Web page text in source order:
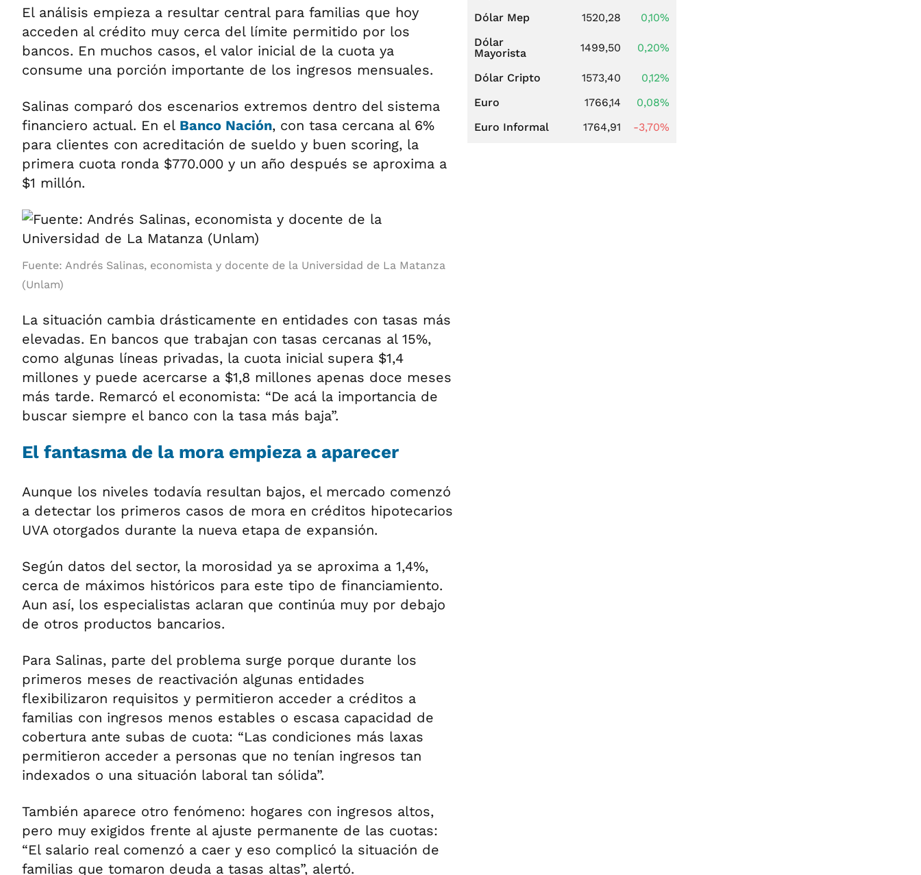
El análisis empieza a resultar central para familias que hoy
acceden al crédito muy cerca del límite permitido por los
bancos. En muchos casos, el valor inicial de la cuota ya
consume una porción importante de los ingresos mensuales.
Salinas comparó dos escenarios extremos dentro del sistema
financiero actual. En el Banco Nación, con tasa cercana al 6%
para clientes con acreditación de sueldo y buen scoring, la
primera cuota ronda $770.000 y un año después se aproxima a
$1 millón.
Fuente: Andrés Salinas, economista y docente de la Universidad de La Matanza
(Unlam)
La situación cambia drásticamente en entidades con tasas más
elevadas. En bancos que trabajan con tasas cercanas al 15%,
como algunas líneas privadas, la cuota inicial supera $1,4
millones y puede acercarse a $1,8 millones apenas doce meses
más tarde. Remarcó el economista: “De acá la importancia de
buscar siempre el banco con la tasa más baja”.
El fantasma de la mora empieza a aparecer
Aunque los niveles todavía resultan bajos, el mercado comenzó
a detectar los primeros casos de mora en créditos hipotecarios
UVA otorgados durante la nueva etapa de expansión.
Según datos del sector, la morosidad ya se aproxima a 1,4%,
cerca de máximos históricos para este tipo de financiamiento.
Aun así, los especialistas aclaran que continúa muy por debajo
de otros productos bancarios.
Para Salinas, parte del problema surge porque durante los
primeros meses de reactivación algunas entidades
flexibilizaron requisitos y permitieron acceder a créditos a
familias con ingresos menos estables o escasa capacidad de
cobertura ante subas de cuota: “Las condiciones más laxas
permitieron acceder a personas que no tenían ingresos tan
indexados o una situación laboral tan sólida”.
También aparece otro fenómeno: hogares con ingresos altos,
pero muy exigidos frente al ajuste permanente de las cuotas:
“El salario real comenzó a caer y eso complicó la situación de
familias que tomaron deuda a tasas altas”, alertó.
Dólar Mep 1520,28
0,10%
Dólar
Mayorista
1499,50 0,20%
Dólar Cripto 1573,40
0,12%
Euro
1766,14
0,08%
Euro Informal
1764,91 -3,70%